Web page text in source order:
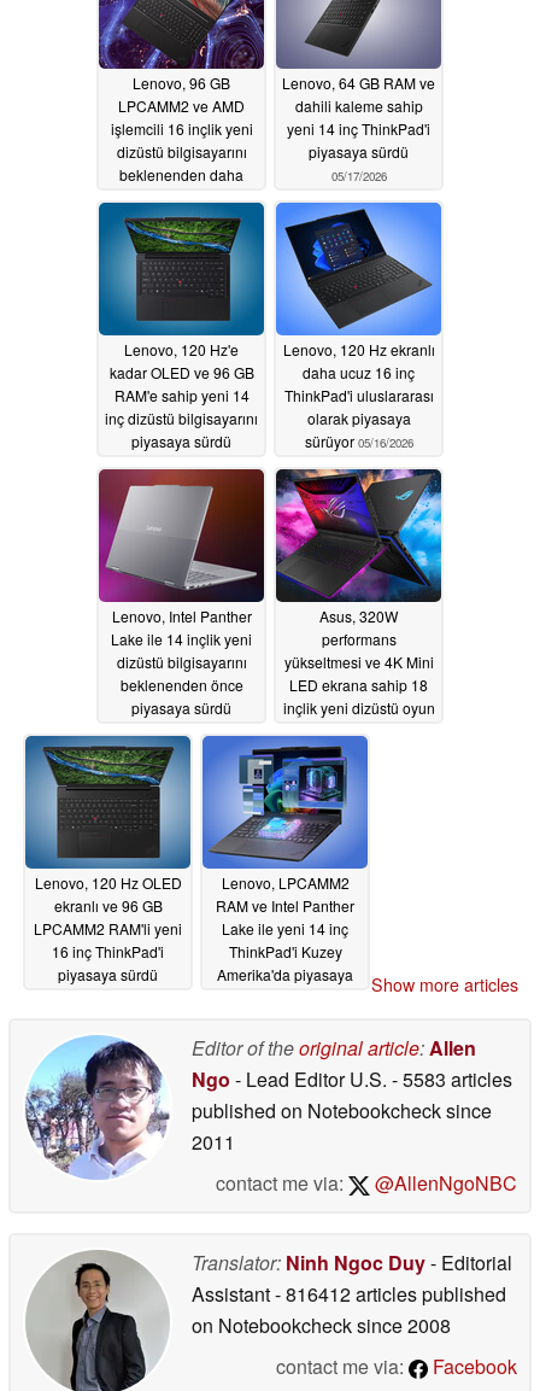
Lenovo, 96 GB
LPCAMM2 ve AMD
işlemcili 16 inçlik yeni
dizüstü bilgisayarını
beklenenden daha
05/18/2026
Lenovo, 64 GB RAM ve
dahili kaleme sahip
yeni 14 inç ThinkPad'i
piyasaya sürdü
05/17/2026
Lenovo, 120 Hz'e
kadar OLED ve 96 GB
RAM'e sahip yeni 14
inç dizüstü bilgisayarını
piyasaya sürdü
05/17/2026
Lenovo, 120 Hz ekranlı
daha ucuz 16 inç
ThinkPad'i uluslararası
olarak piyasaya
sürüyor 05/16/2026
Lenovo, Intel Panther
Lake ile 14 inçlik yeni
dizüstü bilgisayarını
beklenenden önce
piyasaya sürdü
05/16/2026
Asus, 320W
performans
yükseltmesi ve 4K Mini
LED ekrana sahip 18
inçlik yeni dizüstü oyun
çapında resmen
onayladı
Lenovo, 120 Hz OLED
ekranlı ve 96 GB
LPCAMM2 RAM'li yeni
16 inç ThinkPad'i
piyasaya sürdü
Lenovo, LPCAMM2
RAM ve Intel Panther
Lake ile yeni 14 inç
ThinkPad'i Kuzey
Amerika'da piyasaya
Show more articles
Editor of theoriginal article:Allen
Ngo - Lead Editor U.S. - 5583 articles
published on Notebookchecksince
2011
contact me via:
@AllenNgoNBC
Translator: Ninh Ngoc Duy- Editorial
Assistant- 816412 articles published
on Notebookchecksince 2008
contact me via:
Facebook